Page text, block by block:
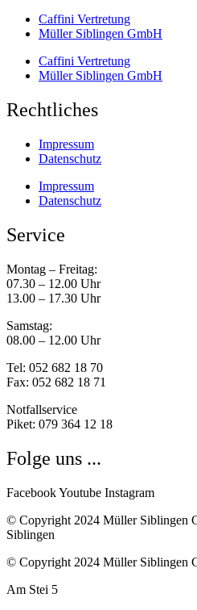
Caffini Vertretung
Müller Siblingen GmbH
Caffini Vertretung
Müller Siblingen GmbH
Rechtliches
Impressum
Datenschutz
Impressum
Datenschutz
Service
Montag – Freitag:
07.30 – 12.00 Uhr
13.00 – 17.30 Uhr
Samstag:
08.00 – 12.00 Uhr
Tel: 052 682 18 70
Fax: 052 682 18 71
Notfallservice
Piket: 079 364 12 18
Folge uns ...
FacebookYoutube Instagram
© Copyright 2024 Müller Siblingen
Siblingen
© Copyright 2024 Müller Siblingen
Am Stei 5